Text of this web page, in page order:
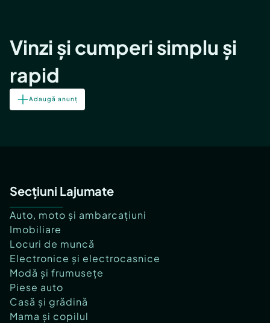
Vinzi și cumperi simplu și
rapid
Adaugă anunț
Secțiuni Lajumate
Auto, moto și ambarcațiuni
Imobiliare
Locuri de muncă
Electronice și electrocasnice
Modă și frumusețe
Piese auto
Casă și grădină
Mama și copilul